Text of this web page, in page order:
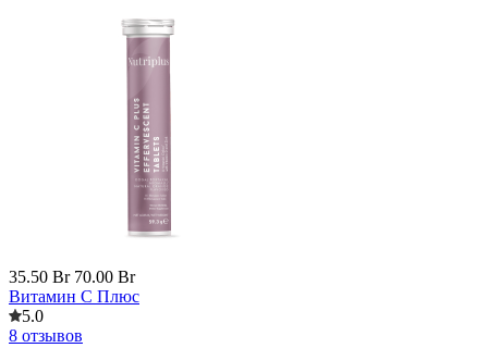
35.50 Br 70.00 Br
Витамин С Плюс
5.0
8 отзывов